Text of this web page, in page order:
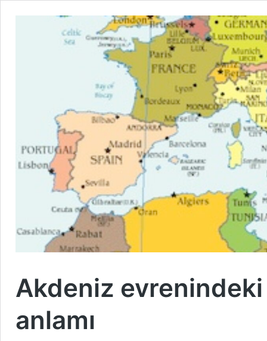
Akdeniz
anlamı